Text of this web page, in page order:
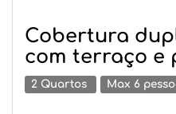
Cobertura
com terraço e
2 Quartos Max 6